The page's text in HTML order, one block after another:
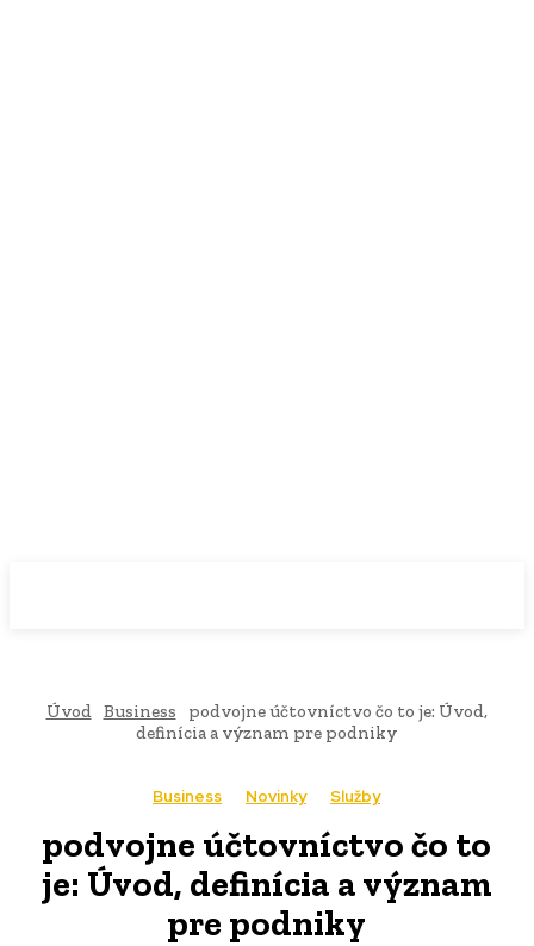
Úvod Business
podvojne účtovníctvo čo to je: Úvod,
definícia a význam pre podniky
Business Novinky Služby
podvojne účtovníctvo čo to
je: Úvod, definícia a význam
pre podniky